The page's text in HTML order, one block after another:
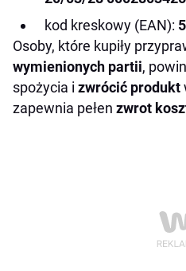
kod kreskowy (EAN):
Osoby, które kupiły
wymienionych partii,
spożycia i zwrócić produkt
zapewnia pełen zwrot